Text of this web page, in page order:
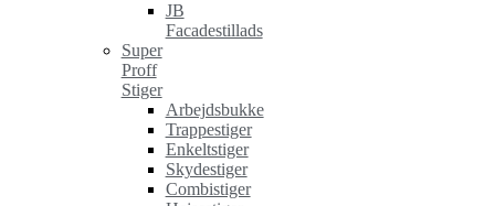
JB
Facadestillads
Super
Proff
Stiger
Arbejdsbukke
Trappestiger
Enkeltstiger
Skydestiger
Combistiger